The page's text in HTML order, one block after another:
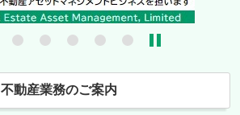
不動産業務のご案内